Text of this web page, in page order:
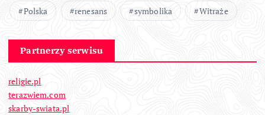
Polska
renesans symbolika Witraże
Partnerzy serwisu
religie.pl
terazwiem.com
skarby-swiata.pl